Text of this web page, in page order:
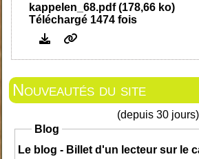
kappelen_68.pdf (178,66 ko)
Téléchargé 1474 fois
Nouveautés du site
(depuis 30 jours)
Blog
Le blog - Billet d'un lecteur sur le